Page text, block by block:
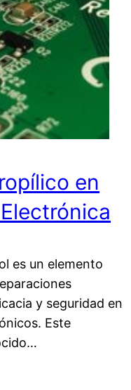
en
es un elemento
y seguridad en
Este